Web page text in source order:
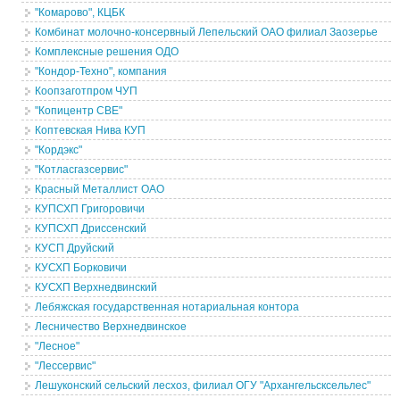
"Комарово", КЦБК
Комбинат молочно-консервный Лепельский ОАО филиал Заозерье
Комплексные решения ОДО
"Кондор-Техно", компания
Коопзаготпром ЧУП
"Копицентр СВЕ"
Коптевская Нива КУП
"Кордэкс"
"Котласгазсервис"
Красный Металлист ОАО
КУПСХП Григоровичи
КУПСХП Дриссенский
КУСП Друйский
КУСХП Борковичи
КУСХП Верхнедвинский
Лебяжская государственная нотариальная контора
Лесничество Верхнедвинское
"Лесное"
"Лессервис"
Лешуконский сельский лесхоз, филиал ОГУ "Архангельсксельлес"